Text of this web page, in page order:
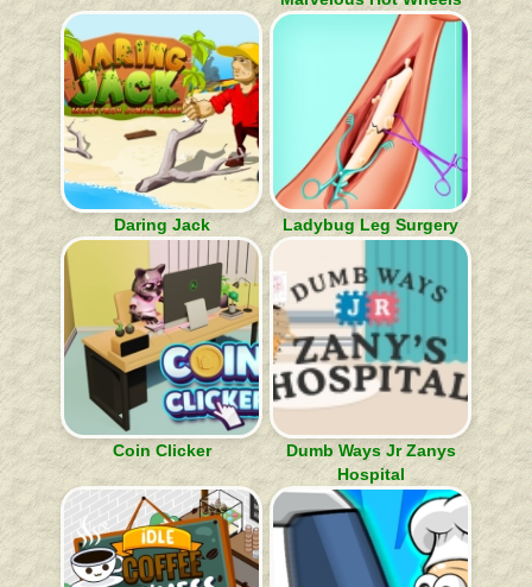
Daring Jack Ladybug Leg Surgery
Coin Clicker
Dumb Ways Jr Zanys
Hospital